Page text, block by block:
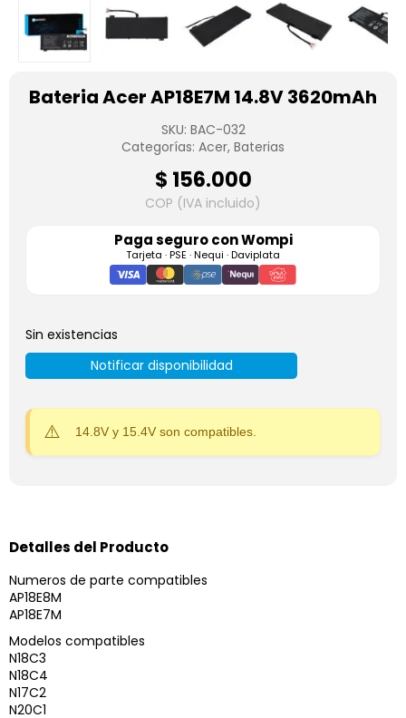
Bateria Acer AP18E7M 14.8V 3620mAh
SKU: BAC-032
Categorías: Acer, Baterias
$ 156.000
COP (IVA incluido)
Paga seguro conWompi
Tarjeta · PSE · Nequi · Daviplata
Sin existencias
Notificar disponibilidad
14.8V y 15.4V son compatibles.
Detalles del Producto
Numeros de parte compatibles
AP18E8M
AP18E7M
Modelos compatibles
N18C3
N18C4
N17C2
N20C1